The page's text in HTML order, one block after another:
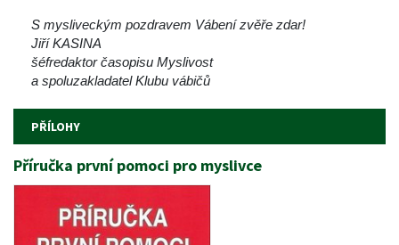
S mysliveckým pozdravem Vábení zvěře zdar!
Jiří KASINA
šéfredaktor časopisu Myslivost
a spoluzakladatel Klubu vábičů
PŘÍLOHY
Příručka první pomoci pro myslivce